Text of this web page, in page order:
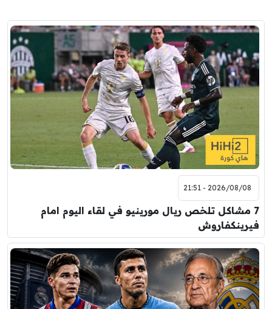
2026/08/08 - 21:51
7 مشاكل تلخص ريال مورينيو في لقاء اليوم امام
فيرينكفاروش